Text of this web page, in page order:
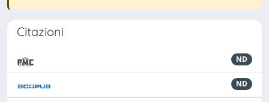
Citazioni
ND
ND